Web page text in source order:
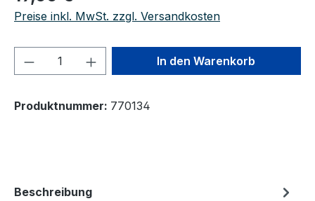
Preise inkl. MwSt. zzgl. Versandkosten
Produkt Anzahl: Gib denIn den Warenkorb
Produktnummer: 770134
Beschreibung